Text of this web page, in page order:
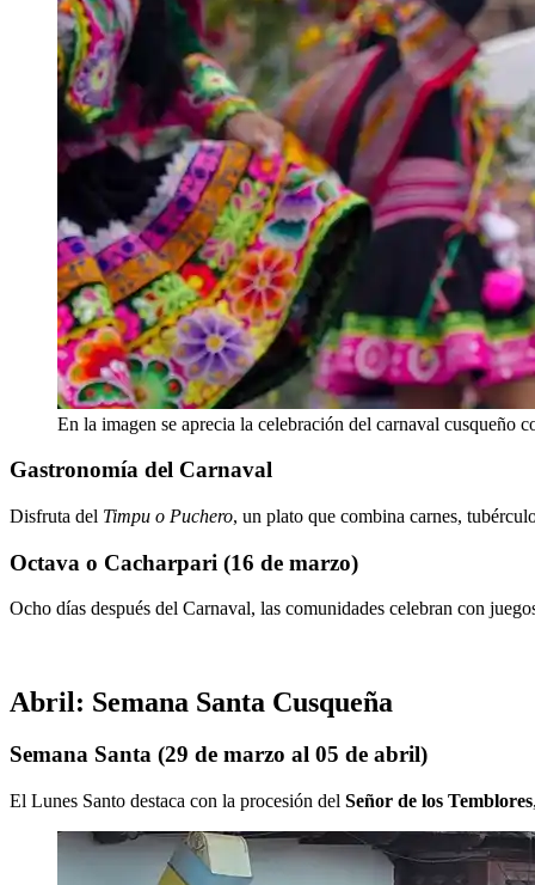
En la imagen se aprecia la celebración del carnaval cusqueño
Gastronomía del Carnaval
Disfruta del Timpu o Puchero, un plato que combina carnes,
Octava o Cacharpari (16 de marzo)
Ocho días después del Carnaval, las comunidades celebran con
Abril: Semana Santa Cusqueña
Semana Santa (29 de marzo al 05 de abril)
El Lunes Santo destaca con la procesión del Señor de los Temblores